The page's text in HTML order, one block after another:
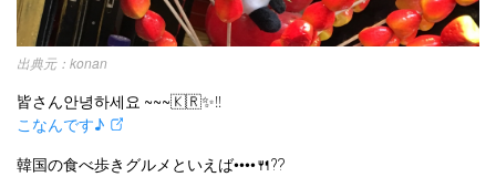
お問い合わせ
konan
皆さん안녕하세요 ~~~🇰🇷✨‼︎
こなんです♪
韓国の食べ歩きグルメといえば••••🍴⁇